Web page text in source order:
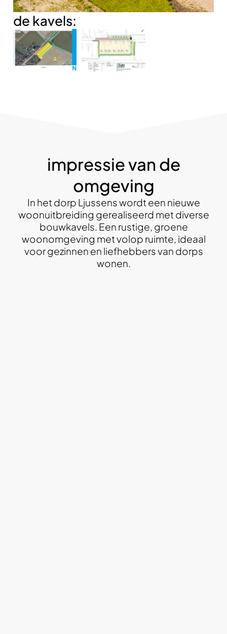
de kavels:
impressie van de
omgeving
In het dorp Ljussens wordt een nieuwe
woonuitbreiding gerealiseerd met diverse
bouwkavels. Een rustige, groene
woonomgeving met volop ruimte, ideaal
voor gezinnen en liefhebbers van dorps
wonen.